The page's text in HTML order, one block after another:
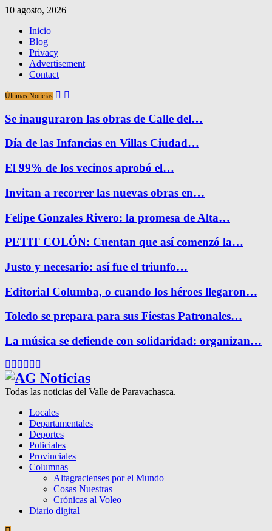
10 agosto, 2026
Inicio
Blog
Privacy
Advertisement
Contact
Últimas Noticias
Se inauguraron las obras de Calle del…
Día de las Infancias en Villas Ciudad…
El 99% de los vecinos aprobó el…
Invitan a recorrer las nuevas obras en…
Felipe Gonzales Rivero: la promesa de Alta…
PETIT COLÓN: Cuentan que así comenzó la…
Justo y necesario: así fue el triunfo…
Editorial Columba, o cuando los héroes llegaron…
Toledo se prepara para sus Fiestas Patronales…
La música se defiende con solidaridad: organizan…
Facebook
Twitter
Instagram
Pinterest
Google
Todas las noticias del Valle de Paravachasca.
Locales
Departamentales
Deportes
Policiales
Provinciales
Columnas
Altagracienses por el Mundo
Cosas Nuestras
Crónicas al Voleo
Diario digital